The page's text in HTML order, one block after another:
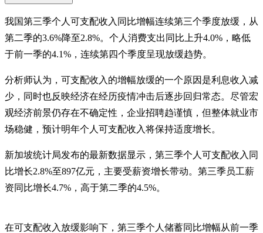
我国第三季个人可支配收入同比增幅连续第三个季度放缓，从
第二季的3.6%降至2.8%。个人消费支出同比上升4.0%，略低
于前一季的4.1%，连续第四个季度呈现放缓趋势。
分析师认为，可支配收入的增幅放缓的一个原因是利息收入减
少，同时也反映经济在经历疫情冲击后逐步回归常态。尽管宏
观经济前景仍存在不确定性，企业招聘趋谨慎，但整体就业市
场稳健，预计明年个人可支配收入将保持适度增长。
新加坡统计局发布的最新数据显示，第三季个人可支配收入同
比增长2.8%至897亿元，主要受薪资增长带动。第三季员工薪
资同比增长4.7%，高于第二季的4.5%。
在可支配收入放缓影响下，第三季个人储蓄同比增幅从前一季